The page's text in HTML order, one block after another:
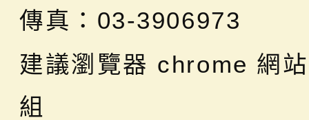
傳真：03-3906973
建議瀏覽器 chrome 網
組